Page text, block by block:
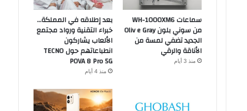
سماعات WH-1000XM6
من سوني بلون Oliv e Gray
الجديد تضفي لمسة من
الأناقة والرقي
منذ 3 أيام
بعد إطلاقه في المملكة…
خبراء التقنية ورواد مجتمع
الألعاب يشاركون
انطباعاتهم حول TECNO
POVA 8 Pro 5G
منذ 4 أيام